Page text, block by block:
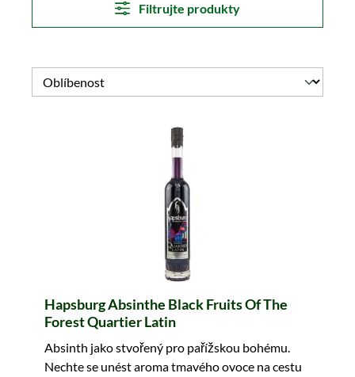
Filtrujte produkty
Hapsburg Absinthe Black Fruits Of The
Forest Quartier Latin
Absinth jako stvořený pro pařížskou bohému.
Nechte se unést aroma tmavého ovoce na cestu